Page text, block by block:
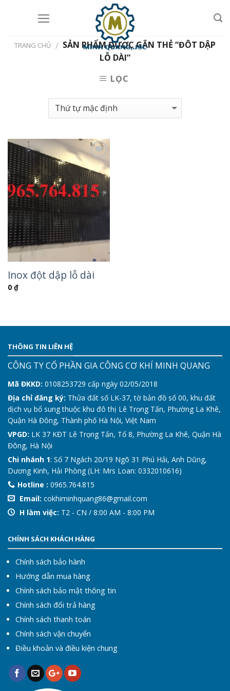
TRANG CHỦ / SẢN PHẨM ĐƯỢC GẮN THẺ “ĐÔT DẬP
LỖ DÀI”
LỌC
Add to
Wishlist
Inox đột dập lỗ dài
0 ₫
THÔNG TIN LIÊN HỆ
CÔNG TY CỔ PHẦN GIA CÔNG CƠ KHÍ MINH QUANG
Mã ĐKKD: 0108253729 cấp ngày 02/05/2018
Địa chỉ đăng ký: Thửa đất số LK-37, tờ bản đồ số 00, khu đất
dịch vụ bổ sung thuộc khu đô thị Lê Trọng Tấn, Phường La Khê,
Quận Hà Đông, Thành phố Hà Nội, Việt Nam
VPGD: LK 37 KĐT Lê Trọng Tấn, Tổ 8, Phường La Khê, Quận Hà
Đông, Hà Nội
Chi nhánh 1: Số 7 Ngách 20/19 Ngõ 31 Phú Hải, Anh Dũng,
Dương Kinh, Hải Phòng (LH: Mrs Loan: 0332010616)
Hotline : 0965.764.815
Email: cokhiminhquang86@gmail.com
H làm việc: T2 - CN / 8:00 AM - 8:00 PM
CHÍNH SÁCH KHÁCH HÀNG
Chính sách bảo hành
Hướng dẫn mua hàng
Chính sách bảo mật thông tin
Chính sách đổi trả hàng
Chính sách thanh toán
Chính sách vận chuyển
Điều khoản và điều kiện chung